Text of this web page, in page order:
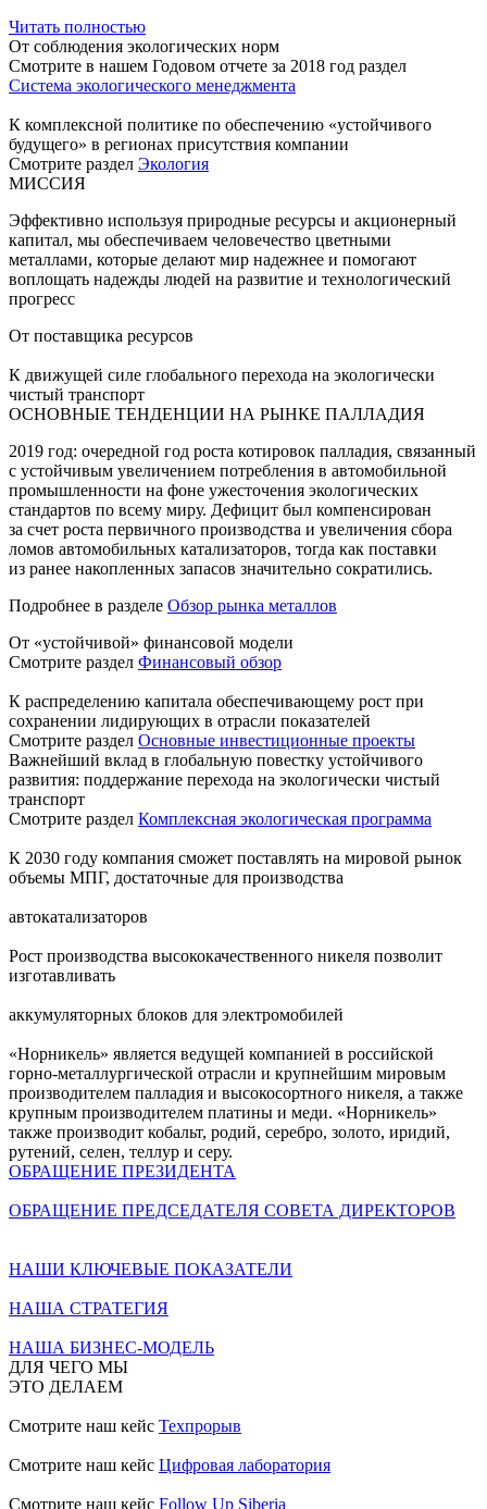
Читать полностью
От соблюдения экологических норм
Смотрите в нашем Годовом отчете за 2018 год раздел
Система экологического менеджмента
К комплексной политике по обеспечению «устойчивого
будущего» в регионах присутствия компании
Смотрите раздел Экология
МИССИЯ
Эффективно используя природные ресурсы и акционерный
капитал, мы обеспечиваем человечество цветными
металлами, которые делают мир надежнее и помогают
воплощать надежды людей на развитие и технологический
прогресс
От поставщика ресурсов
К движущей силе глобального перехода на экологически
чистый транспорт
ОСНОВНЫЕ ТЕНДЕНЦИИ НА РЫНКЕ ПАЛЛАДИЯ
2019 год: очередной год роста котировок палладия, связанный
с устойчивым увеличением потребления в автомобильной
промышленности на фоне ужесточения экологических
стандартов по всему миру. Дефицит был компенсирован
за счет роста первичного производства и увеличения сбора
ломов автомобильных катализаторов, тогда как поставки
из ранее накопленных запасов значительно сократились.
Подробнее в разделе Обзор рынка металлов
От «устойчивой» финансовой модели
Смотрите раздел Финансовый обзор
К распределению капитала обеспечивающему рост при
сохранении лидирующих в отрасли показателей
Смотрите раздел Основные инвестиционные проекты
Важнейший вклад в глобальную повестку устойчивого
развития: поддержание перехода на экологически чистый
транспорт
Смотрите раздел Комплексная экологическая программа
К 2030 году компания сможет поставлять на мировой рынок
объемы МПГ, достаточные для производства
автокатализаторов
Рост производства высококачественного никеля позволит
изготавливать
аккумуляторных блоков для электромобилей
«Норникель» является ведущей компанией в российской
горно-металлургической отрасли и крупнейшим мировым
производителем палладия и высокосортного никеля, а также
крупным производителем платины и меди. «Норникель»
также производит кобальт, родий, серебро, золото, иридий,
рутений, селен, теллур и серу.
ОБРАЩЕНИЕ ПРЕЗИДЕНТА
ОБРАЩЕНИЕ ПРЕДСЕДАТЕЛЯ СОВЕТА ДИРЕКТОРОВ
НАШИ КЛЮЧЕВЫЕ ПОКАЗАТЕЛИ
НАША СТРАТЕГИЯ
НАША БИЗНЕС-МОДЕЛЬ
ДЛЯ ЧЕГО МЫ
ЭТО ДЕЛАЕМ
Смотрите наш кейс Техпрорыв
Смотрите наш кейс Цифровая лаборатория
Смотрите наш кейс Follow Up Siberia